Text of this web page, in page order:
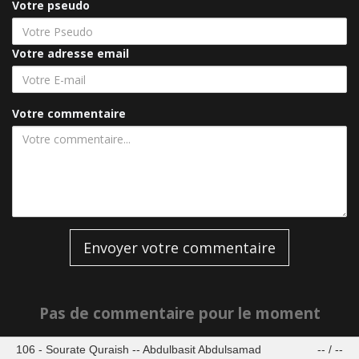
106 - Sourate Quraish -- Abdulbasit Abdulsamad -- / --
Votre pseudo
Votre adresse email
Votre commentaire
Envoyer votre commentaire
Pas de commentaire pour le moment